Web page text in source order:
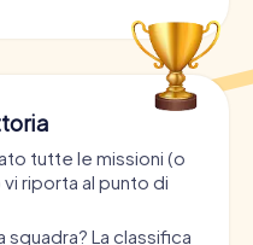
tutte le missioni (o
riporta al punto di
squadra? La classifica